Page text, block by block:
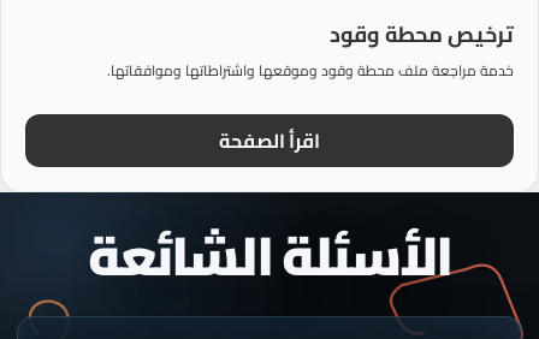
ترخيص محطة وقود
خدمة مراجعة ملف محطة وقود وموقعها واشتراطاتها وموافقاتها.
اقرأ الصفحة
الأسئلة الشائعة